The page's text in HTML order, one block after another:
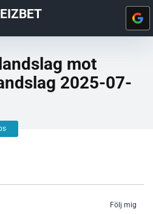
mot
2025-07-
Följ mig